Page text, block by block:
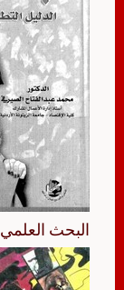
البحث العلمي